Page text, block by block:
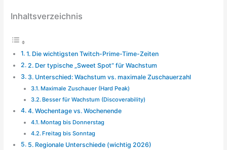
Inhaltsverzeichnis
1. Die wichtigsten Twitch-Prime-Time-Zeiten
2. Der typische „Sweet Spot“ für Wachstum
3. Unterschied: Wachstum vs. maximale Zuschauerzahl
Maximale Zuschauer (Hard Peak)
Besser für Wachstum (Discoverability)
4. Wochentage vs. Wochenende
Montag bis Donnerstag
Freitag bis Sonntag
5. Regionale Unterschiede (wichtig 2026)